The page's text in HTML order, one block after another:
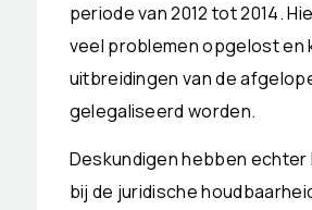
periode van 2012 tot 2014.
veel problemen opgelost en
uitbreidingen van de
gelegaliseerd worden.
Deskundigen hebben echter
bij de juridische